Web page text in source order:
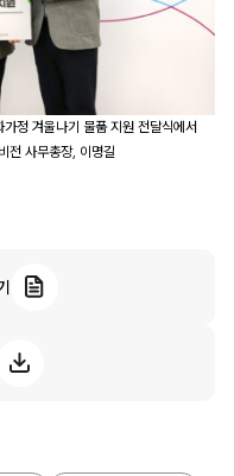
정 겨울나기 물품 지원 전달식에서
전 사무총장, 이명길